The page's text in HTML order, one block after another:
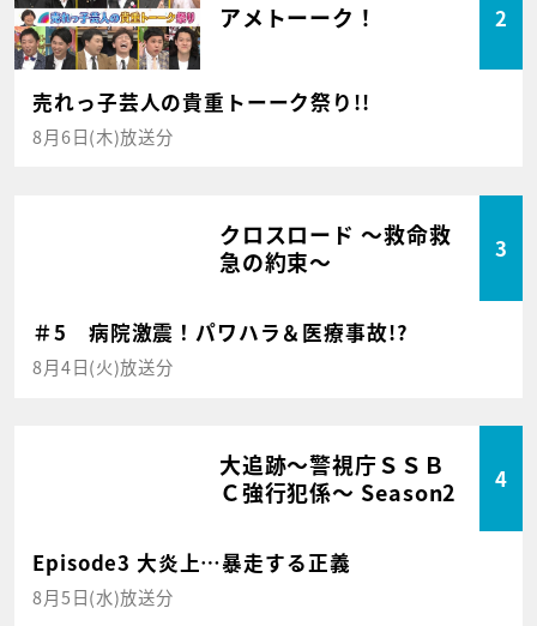
アメトーーク！ 2
売れっ子芸人の貴重トーーク祭り!!
8月6日(木)放送分
クロスロード ～救命救
急の約束～
3
＃5 病院激震！パワハラ＆医療事故!?
8月4日(火)放送分
大追跡～警視庁ＳＳＢ
Ｃ強行犯係～ Season2
4
Episode3 大炎上…暴走する正義
8月5日(水)放送分